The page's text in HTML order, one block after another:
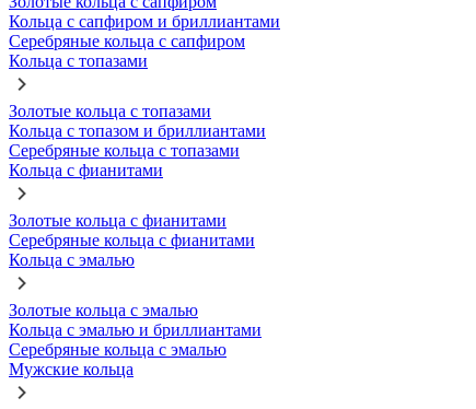
Кольца с сапфиром и бриллиантами
Серебряные кольца с сапфиром
Кольца с топазами
Золотые кольца с топазами
Кольца с топазом и бриллиантами
Серебряные кольца с топазами
Кольца с фианитами
Золотые кольца с фианитами
Серебряные кольца с фианитами
Кольца с эмалью
Золотые кольца с эмалью
Кольца с эмалью и бриллиантами
Серебряные кольца с эмалью
Мужские кольца